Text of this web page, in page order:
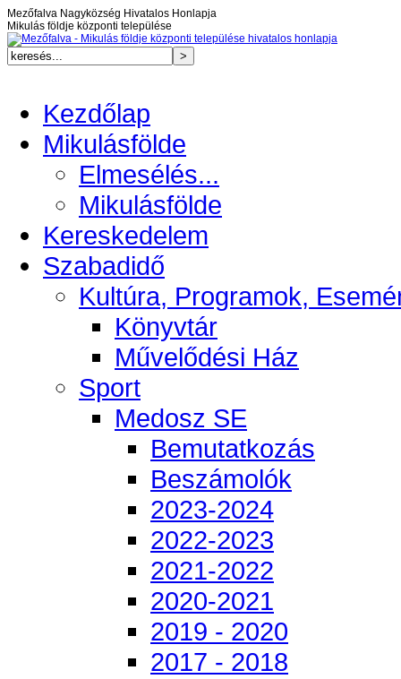
Mezőfalva Nagyközség Hivatalos Honlapja
Mikulás földje központi települése
Kezdőlap
Mikulásfölde
Elmesélés...
Mikulásfölde
Kereskedelem
Szabadidő
Kultúra, Programok,
Könyvtár
Művelődési Ház
Sport
Medosz SE
Bemutatkozás
Beszámolók
2023-2024
2022-2023
2021-2022
2020-2021
2019 - 2020
2017 - 2018